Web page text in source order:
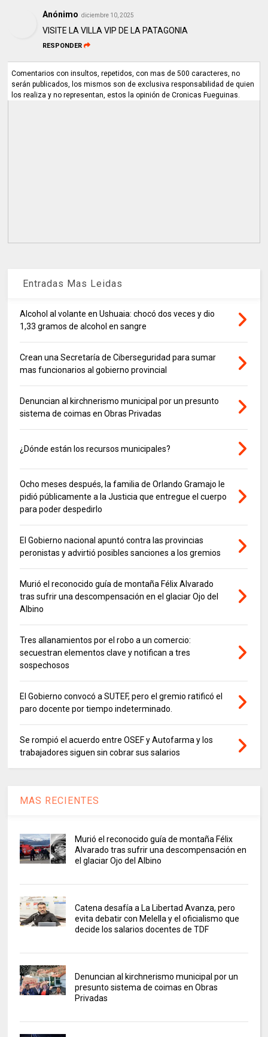
Anónimo diciembre 10, 2025
VISITE LA VILLA VIP DE LA PATAGONIA
RESPONDER
Comentarios con insultos, repetidos, con mas de 500 caracteres, no
serán publicados, los mismos son de exclusiva responsabilidad de quien
los realiza y no representan, estos la opinión de Cronicas Fueguinas.
Entradas Mas Leidas
Alcohol al volante en Ushuaia: chocó dos veces y dio
1,33 gramos de alcohol en sangre
Crean una Secretaría de Ciberseguridad para sumar
mas funcionarios al gobierno provincial
Denuncian al kirchnerismo municipal por un presunto
sistema de coimas en Obras Privadas
¿Dónde están los recursos municipales?
Ocho meses después, la familia de Orlando Gramajo le
pidió públicamente a la Justicia que entregue el cuerpo
para poder despedirlo
El Gobierno nacional apuntó contra las provincias
peronistas y advirtió posibles sanciones a los gremios
Murió el reconocido guía de montaña Félix Alvarado
tras sufrir una descompensación en el glaciar Ojo del
Albino
Tres allanamientos por el robo a un comercio:
secuestran elementos clave y notifican a tres
sospechosos
El Gobierno convocó a SUTEF, pero el gremio ratificó el
paro docente por tiempo indeterminado.
Se rompió el acuerdo entre OSEF y Autofarma y los
trabajadores siguen sin cobrar sus salarios
MAS RECIENTES
Murió el reconocido guía de montaña Félix
Alvarado tras sufrir una descompensación en
el glaciar Ojo del Albino
Catena desafía a La Libertad Avanza, pero
evita debatir con Melella y el oficialismo que
decide los salarios docentes de TDF
Denuncian al kirchnerismo municipal por un
presunto sistema de coimas en Obras
Privadas